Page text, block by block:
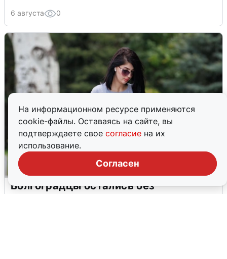
На информационном ресурсе применяются
cookie-файлы. Оставаясь на сайте, вы
подтверждаете свое согласие на их
использование.
Согласен
6 августа 0
Волгоградцы остались без